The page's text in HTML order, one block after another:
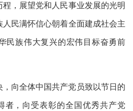
，展望党和人民事业发展的光明
民满怀信心朝着全面建成社会主
民族伟大复兴的宏伟目标奋勇前
向全体中国共产党员致以节日的
者，向受表彰的全国优秀共产党